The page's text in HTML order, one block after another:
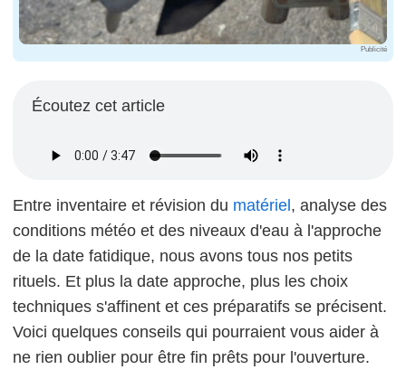
Publicité
Écoutez cet article
Entre inventaire et révision du matériel , analyse des
conditions météo et des niveaux d'eau à l'approche
de la date fatidique, nous avons tous nos petits
rituels. Et plus la date approche, plus les choix
techniques s'affinent et ces préparatifs se précisent.
Voici quelques conseils qui pourraient vous aider à
ne rien oublier pour être fin prêts pour l'ouverture.